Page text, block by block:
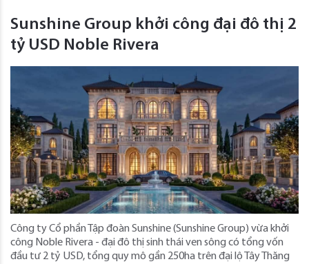
Sunshine Group khởi công đại đô thị 2
tỷ USD Noble Rivera
Công ty Cổ phần Tập đoàn Sunshine (Sunshine Group) vừa khởi
công Noble Rivera - đại đô thị sinh thái ven sông có tổng vốn
đầu tư 2 tỷ USD, tổng quy mô gần 250ha trên đại lộ Tây Thăng